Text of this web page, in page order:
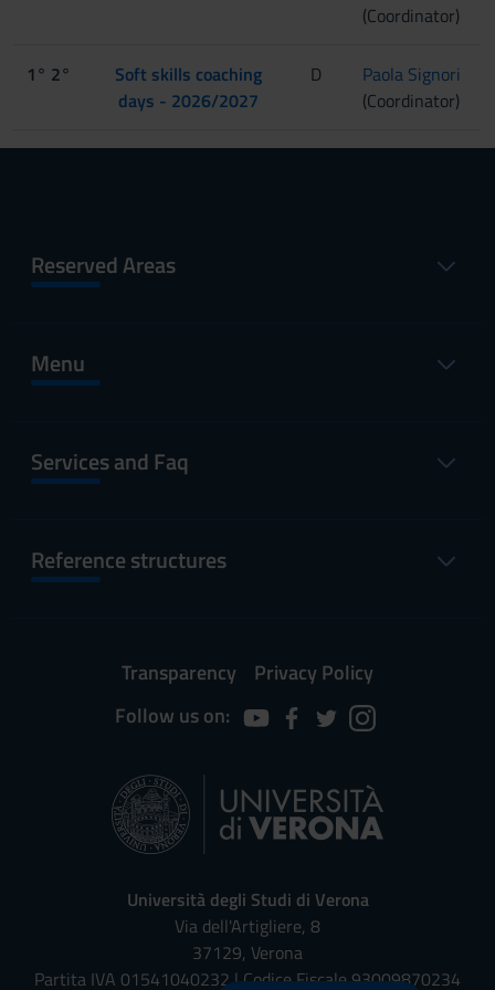
(Coordinator)
1° 2°
Soft skills coaching
days - 2026/2027
D
Paola Signori
(Coordinator)
Reserved Areas
Menu
Services and Faq
Reference structures
Transparency
Privacy Policy
Follow us on:
Università degli Studi di Verona
Via dell'Artigliere, 8
37129, Verona
Partita IVA 01541040232 | Codice Fiscale 93009870234